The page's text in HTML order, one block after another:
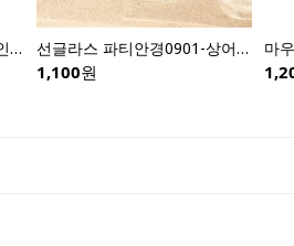
12000안전한롤자석다트15인치 선글라스 파티안경0901-상어안경
1,100원